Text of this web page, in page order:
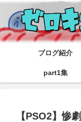
ブログ紹介
part1集
【PSO2】惨